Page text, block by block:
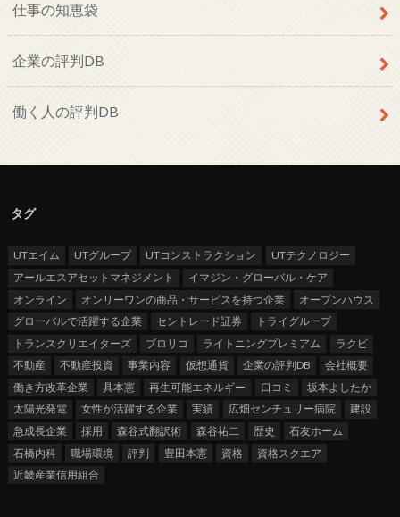
仕事の知恵袋
企業の評判DB
働く人の評判DB
タグ
UTエイム UTグループ UTコンストラクション
UTテクノロジー
アールエスアセットマネジメント
イマジン・グローバル・ケア
オンライン
オンリーワンの商品・サービスを持つ企業
オープンハウス
グローバルで活躍する企業
セントレード証券
トライグループ
トランスクリエイターズ
ブロリコ ライトニングプレミアム
ラクビ
不動産
不動産投資 事業内容 仮想通貨 企業の評判DB
会社概要
働き方改革企業
具本憲 再生可能エネルギー 口コミ
坂本よしたか
太陽光発電
女性が活躍する企業 実績 広畑センチュリー病院
建設
急成長企業
採用 森谷式翻訳術 森谷祐二 歴史
石友ホーム
石橋内科
職場環境 評判 豊田本憲 資格
資格スクエア
近畿産業信用組合